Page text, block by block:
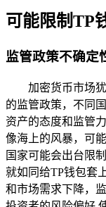
可能限制TP
监管政策不确定
加密货币市场
的监管政策，不同
资产的态度和监管
像海上的风暴，可
国家可能会出台限
就如同给TP钱包套
和市场需求下降，